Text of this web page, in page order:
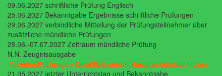
09.06.2027 schriftliche Prüfung Englisch
25.06.2027 Bekanntgabe Ergebnisse schriftliche Prüfungen
29.06.2027 verbindliche Mitteilung der Prüfungsteilnehmer über
zusätzliche mündliche Prüfungen
28.06.-07.07.2027 Zeitraum mündliche Prüfung
N.N. Zeugnisausgabe
Termine/Prüfungen Qualifizierender Hauptschulabschluss:
21.05.2027 letzter Unterrichtstag und Bekanntgabe